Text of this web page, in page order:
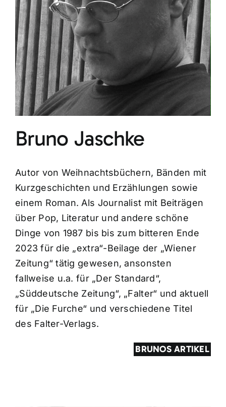
Bruno Jaschke
Autor von Weihnachtsbüchern, Bänden mit
Kurzgeschichten und Erzählungen sowie
einem Roman. Als Journalist mit Beiträgen
über Pop, Literatur und andere schöne
Dinge von 1987 bis bis zum bitteren Ende
2023 für die „extra“-Beilage der „Wiener
Zeitung“ tätig gewesen, ansonsten
fallweise u.a. für „Der Standard“,
„Süddeutsche Zeitung“, „Falter“ und aktuell
für „Die Furche“ und verschiedene Titel
des Falter-Verlags.
BRUNOS ARTIKEL